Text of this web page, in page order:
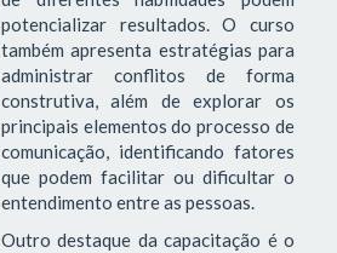
potencializar resultados. O curso
também apresenta estratégias para
administrar conflitos de forma
construtiva, além de explorar os
principais elementos do processo de
comunicação, identificando fatores
que podem facilitar ou dificultar o
entendimento entre as pessoas.
Outro destaque da capacitação é o